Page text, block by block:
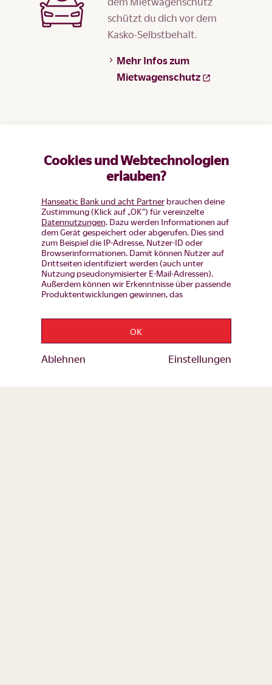
Cookies und Webtechnologien
erlauben?
Hanseatic Bank und acht Partnerbrauchen deine
Zustimmung (Klick auf „OK”) für vereinzelte
Datennutzungen. Dazu werden Informationen auf
dem Gerät gespeichert oder abgerufen. Dies sind
zum Beispiel die IP-Adresse, Nutzer-ID oder
Browserinformationen. Damit können Nutzer auf
Drittseiten identifiziert werden (auch unter
Nutzung pseudonymisierter E-Mail-Adressen).
Außerdem können wir Erkenntnisse über passende
Produktentwicklungen gewinnen, das
und Werbung wiederansprechen, die noch keinen
Produkt-Antrag gestellt haben, aber auch Nutzer,
die bereits Bestandskunden sind von
Werbekampagenen ausschließen). Mehr Infos zur
Einstellungsmöglichkeiten gibt es jederzeithier.
OK
Ablehnen Einstellungen
schützt du dich vor dem
Kasko-Selbstbehalt.
Mehr Infos zum
Mietwagenschutz
anlegen – deine digitale Bank für
moderne Lösungen
Kredite und sichere Geldanlagen
Wir sind für dich da
deinen Fragen: